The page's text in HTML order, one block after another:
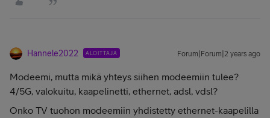
Hannele2022 ALOITTAJA Forum|Forum|2 years ago
Modeemi, mutta mikä yhteys siihen modeemiin tulee?
4/5G, valokuitu, kaapelinetti, ethernet, adsl, vdsl?
Onko TV tuohon modeemiin yhdistetty ethernet-kaapelilla